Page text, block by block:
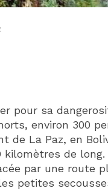
pour sa
environ 300
de La Paz, en
kilomètres de
par une route
petites